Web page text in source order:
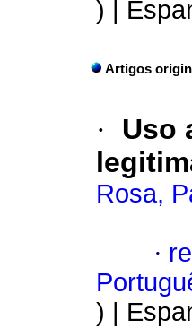
) |
Artigos
·
Uso
Rosa,
·
) |